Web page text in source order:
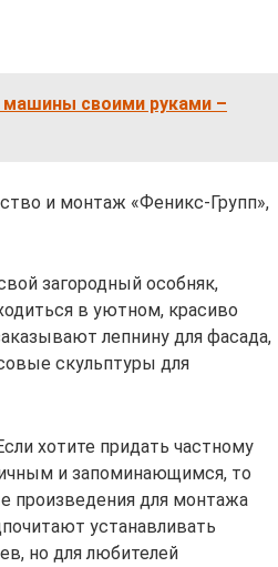
машины своими руками –
и монтаж «Феникс-Групп»,
загородный особняк,
в уютном, красиво
лепнину для фасада,
скульптуры для
хотите придать частному
и запоминающимся, то
произведения для монтажа
устанавливать
но для любителей